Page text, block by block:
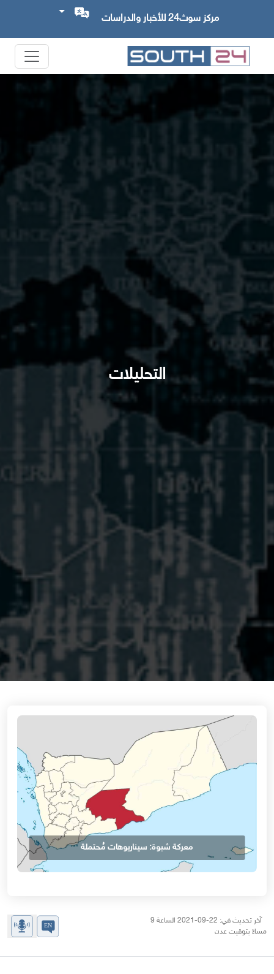
مركز سوث24 للأخبار والدراسات
التحليلات
معركة شبوة: سيناريوهات مُحتملة
آخر تحديث في: 22-09-2021 الساعة 9
مساءً بتوقيت عدن